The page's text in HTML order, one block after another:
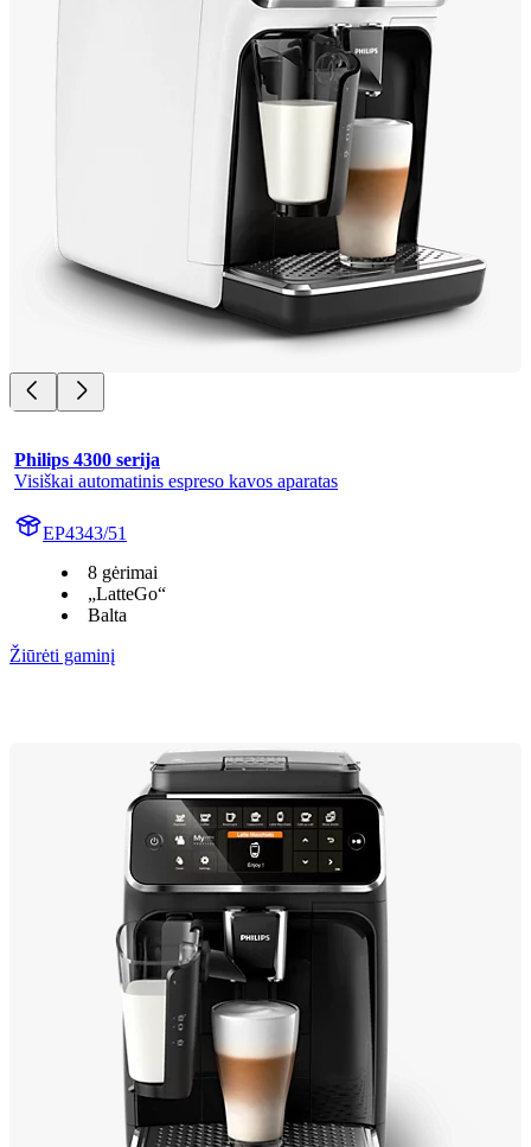
Philips 4300 serija
Visiškai automatinis espreso kavos aparatas
EP4343/51
8 gėrimai
„LatteGo“
Balta
Žiūrėti gaminį